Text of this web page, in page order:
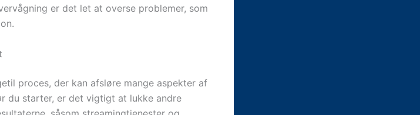
er det let at overse problemer, som
proces, der kan afsløre mange aspekter af
du starter, er det vigtigt at lukke andre